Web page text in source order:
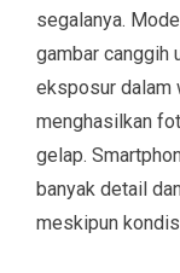
segalanya.
gambar canggih
eksposur dalam
menghasilkan
gelap.
banyak detail
meskipun